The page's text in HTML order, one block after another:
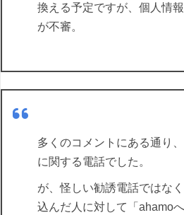
換える予定ですが、個人情
が不審。
多くのコメントにある通り
に関する電話でした。
が、怪しい勧誘電話ではな
込んだ人に対して「ahamo